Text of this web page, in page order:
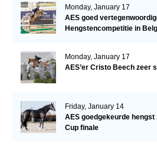
Monday, January 17
AES goed
Hengstencompetitie in
Monday, January 17
AES’er Cristo Beech zeer
Friday, January 14
AES goedgekeurde
Cup finale